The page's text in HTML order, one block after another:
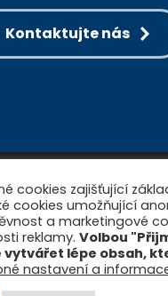
Kontaktujte nás
2026 - Pantek (CS)
cookies zajišťující
cookies umožňující
a marketingové
reklamy. Volbou
vytvářet lépe obsah,
nastavení a